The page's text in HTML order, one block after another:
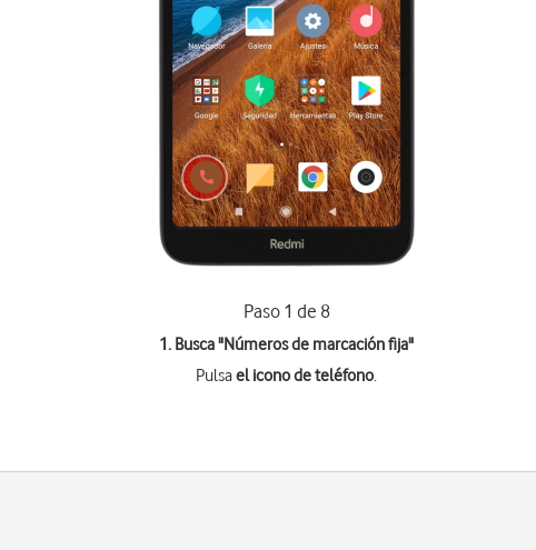
Paso 1 de 8
1. Busca "Números de marcación fija"
Pulsael icono de teléfono.